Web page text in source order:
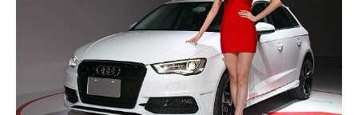
試車報導